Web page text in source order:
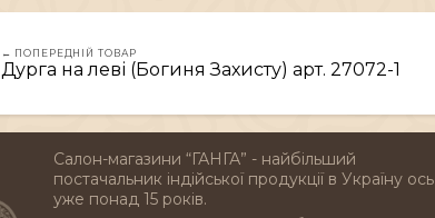
← ПОПЕРЕДНІЙ ТОВАР
Дурга на леві (Богиня Захисту) арт. 27072-1
Салон-магазини “ГАНГА” - найбільший
постачальник індійської продукції в Україну ось
уже понад 15 років.